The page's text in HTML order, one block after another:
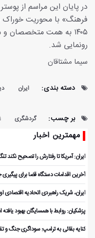
در پایان این مراسم از
فرهنگ» با محوریت
۱۴۰۵ به همت متخصصان و
رونمایی شد.
سیما مشتاقان
دسته بندی: ایران
بر چسب: گردشگری
مهمترین اخبار
ایران: آمریکا تا رفتارش را تصحیح نکند
آخرین اقدامات دستگاه قضا برای
ایران، شریک راهبردی اتحادیه
پزشکیان: روابط با همسایگان بهبود
کنایه بقائی به ترامپ: سوداگری جنگ و